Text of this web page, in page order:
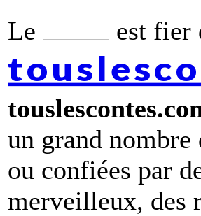
Le est fier
un grand nombre
ou confiées par
merveilleux, des